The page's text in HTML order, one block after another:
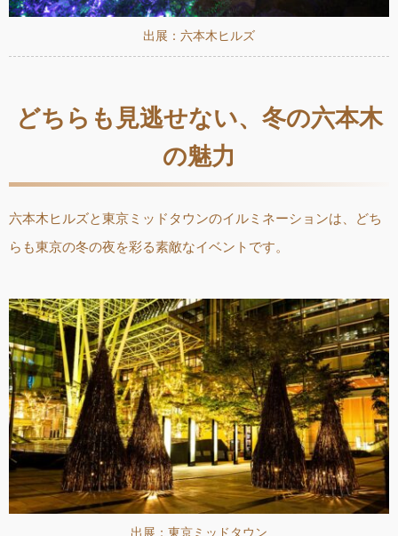
出展：六本木ヒルズ
どちらも見逃せない、冬の六本木
の魅力
六本木ヒルズと東京ミッドタウンのイルミネーションは、どち
らも東京の冬の夜を彩る素敵なイベントです。
出展：東京ミッドタウン